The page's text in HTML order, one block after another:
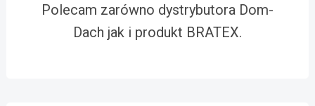
Polecam zarówno dystrybutora Dom-
Dach jak i produkt BRATEX.